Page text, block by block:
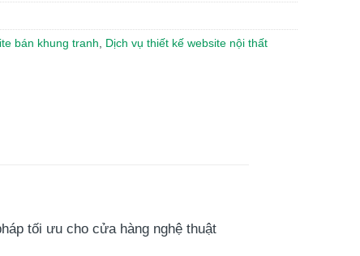
bán khung tranh, Dịch vụ thiết kế website nội thất
tối ưu cho cửa hàng nghệ thuật